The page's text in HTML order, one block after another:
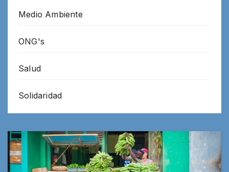
Medio Ambiente
ONG's
Salud
Solidaridad